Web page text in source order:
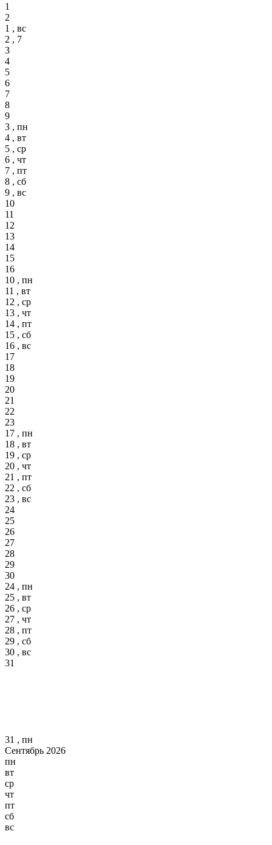
1
2
1 , вс
2 , 7
3
4
5
6
7
8
9
3 , пн
4 , вт
5 , ср
6 , чт
7 , пт
8 , сб
9 , вс
10
11
12
13
14
15
16
10 , пн
11 , вт
12 , ср
13 , чт
14 , пт
15 , сб
16 , вс
17
18
19
20
21
22
23
17 , пн
18 , вт
19 , ср
20 , чт
21 , пт
22 , сб
23 , вс
24
25
26
27
28
29
30
24 , пн
25 , вт
26 , ср
27 , чт
28 , пт
29 , сб
30 , вс
31
31 , пн
Сентябрь 2026
пн
вт
ср
чт
пт
сб
вс